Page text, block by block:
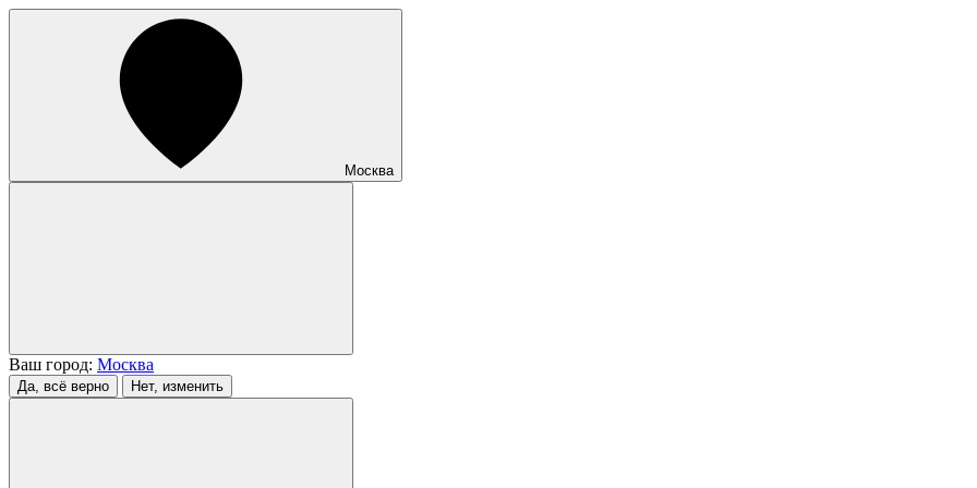
Москва
Ваш город: Москва
Да, всё верно Нет, изменить